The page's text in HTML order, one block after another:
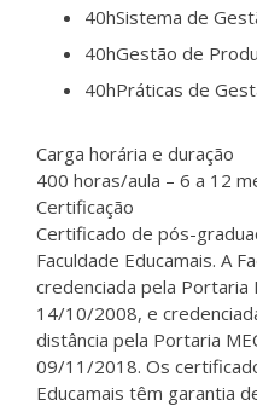
40hSistema de
40hGestão de
40hPráticas de
Carga horária e duração
400 horas/aula – 6 a 12
Certificação
Certificado de pós-
Faculdade Educamais. A
credenciada pela Portaria
14/10/2008, e
distância pela Portaria
09/11/2018. Os
Educamais têm garantia